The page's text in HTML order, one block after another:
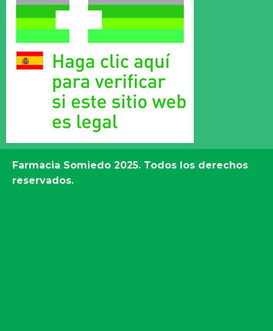
Farmacia Somiedo 2025. Todos los derechos
reservados.